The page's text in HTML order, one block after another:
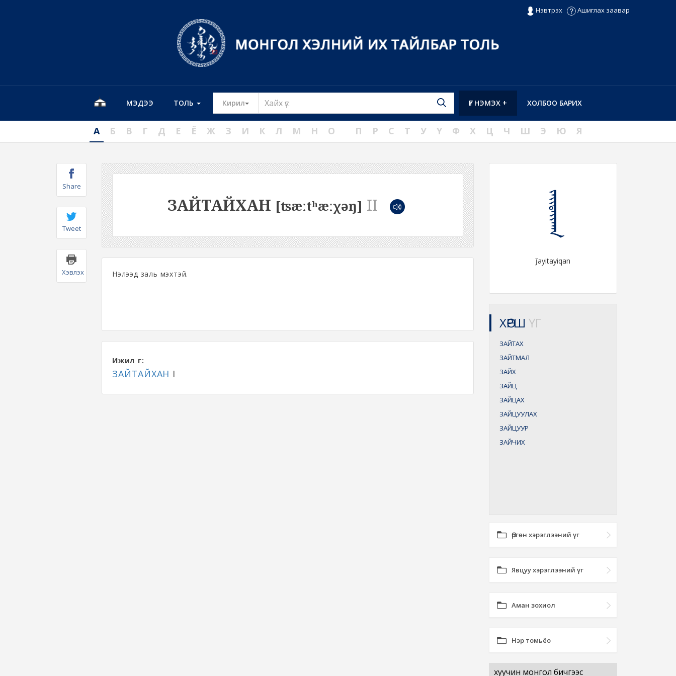
Нэвтрэх Ашиглах заавар
МЭДЭЭ ТОЛЬ Кирил Toggle Dropdown ХОЛБОО БАРИХ
ҮГ НЭМЭХ +
А Б В Г Д Е Ё Ж З И К Л М Н О П Р С Т У Ү Ф Х Ц Ч Ш Э Ю Я
Share
Tweet
Хэвлэх
ЗАЙТАЙХАН [ʦæːtʰæːχəŋ] II
Нэлээд заль мэхтэй.
Ижил үг:
ЗАЙТАЙХАН I
ᠵᠠᠶᠢᠲᠠᠶᠢᠬᠠᠨ
ǰayitayiqan
ХӨРШ ҮГ
ЗАЙТАХ
ЗАЙТМАЛ
ЗАЙХ
ЗАЙЦ
ЗАЙЦАХ
ЗАЙЦУУЛАХ
ЗАЙЦУУР
ЗАЙЧИХ
Өргөн хэрэглээний үг
Явцуу хэрэглээний үг
Аман зохиол
Нэр томьёо
хуучин монгол бичгээс